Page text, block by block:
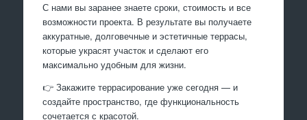
С нами вы заранее знаете сроки, стоимость и все
возможности проекта. В результате вы получаете
аккуратные, долговечные и эстетичные террасы,
которые украсят участок и сделают его
максимально удобным для жизни.
👉 Закажите террасирование уже сегодня — и
создайте пространство, где функциональность
сочетается с красотой.